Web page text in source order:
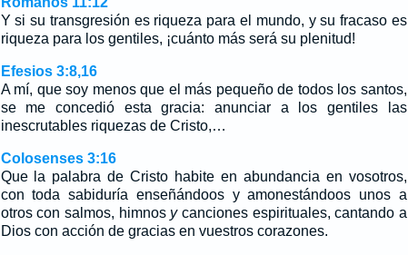
Y si su transgresión es riqueza para el mundo, y su fracaso es
riqueza para los gentiles, ¡cuánto más será su plenitud!
Efesios 3:8,16
A mí, que soy menos que el más pequeño de todos los santos,
se me concedió esta gracia: anunciar a los gentiles las
inescrutables riquezas de Cristo,…
Colosenses 3:16
Que la palabra de Cristo habite en abundancia en vosotros,
con toda sabiduría enseñándoos y amonestándoos unos a
otros con salmos, himnos ycanciones espirituales, cantando a
Dios con acción de gracias en vuestros corazones.